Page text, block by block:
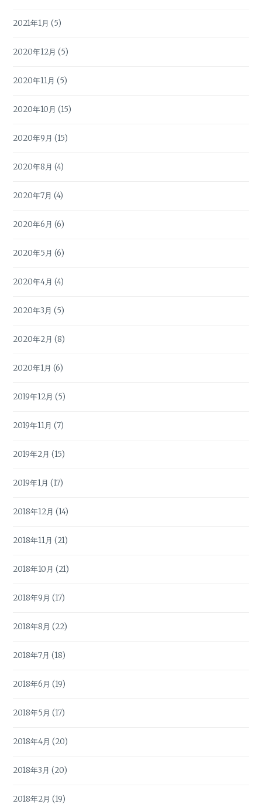
2021年1月 (5)
2020年12月 (5)
2020年11月 (5)
2020年10月 (15)
2020年9月 (15)
2020年8月 (4)
2020年7月 (4)
2020年6月 (6)
2020年5月 (6)
2020年4月 (4)
2020年3月 (5)
2020年2月 (8)
2020年1月 (6)
2019年12月 (5)
2019年11月 (7)
2019年2月 (15)
2019年1月 (17)
2018年12月 (14)
2018年11月 (21)
2018年10月 (21)
2018年9月 (17)
2018年8月 (22)
2018年7月 (18)
2018年6月 (19)
2018年5月 (17)
2018年4月 (20)
2018年3月 (20)
2018年2月 (19)